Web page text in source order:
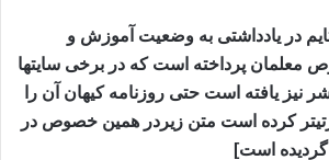
در یادداشتی به وضعیت آموزش و
معلمان پرداخته است که در برخی سایتها
نیز یافته است حتی روزنامه کیهان آن را
کرده است متن زیردر همین خصوص در
گردیده است]